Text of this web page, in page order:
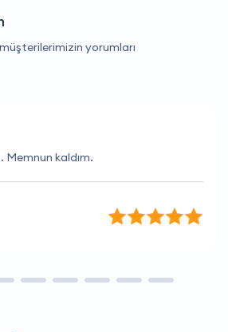
yorumları
kaldım.